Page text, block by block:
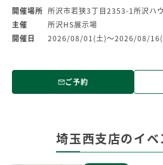
開催場所 所沢市若狭3丁目2353-1所沢ハ
主催
所沢HS展示場
開催日
2026/08/01(土)～2026/08/16(
ご予約
埼玉西支店のイ